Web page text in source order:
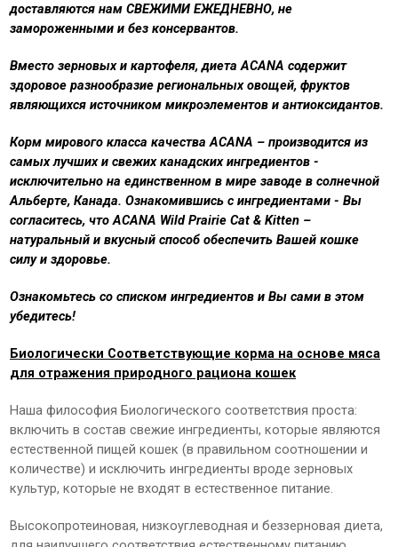
доставляются нам СВЕЖИМИ ЕЖЕДНЕВНО, не
замороженными и без консервантов.
Вместо зерновых и картофеля, диета ACANA содержит
здоровое разнообразие региональных овощей, фруктов
являющихся источником микроэлементов и антиоксидантов.
Корм мирового класса качества ACANA – производится из
самых лучших и свежих канадских ингредиентов -
исключительно на единственном в мире заводе в солнечной
Альберте, Канада. Ознакомившись с ингредиентами - Вы
согласитесь, что ACANA Wild Prairie Сat & Kitten –
натуральный и вкусный способ обеспечить Вашей кошке
силу и здоровье.
Ознакомьтесь со списком ингредиентов и Вы сами в этом
убедитесь!
Биологически Соответствующие корма на основе мяса
для отражения природного рациона кошек
Наша философия Биологического соответствия проста:
включить в состав свежие ингредиенты, которые являются
естественной пищей кошек (в правильном соотношении и
количестве) и исключить ингредиенты вроде зерновых
культур, которые не входят в естественное питание.
Высокопротеиновая, низкоуглеводная и беззерновая диета,